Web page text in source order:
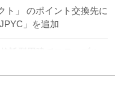
ト」 のポイント交換先に
」を追加
信託型円建てステーブル